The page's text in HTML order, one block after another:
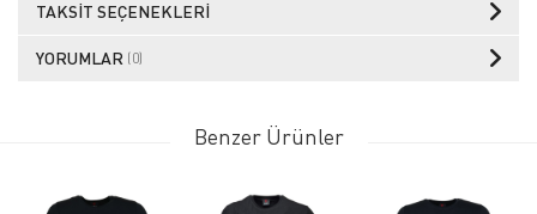
TAKSIT SEÇENEKLERI
YORUMLAR (0)
Benzer Ürünler